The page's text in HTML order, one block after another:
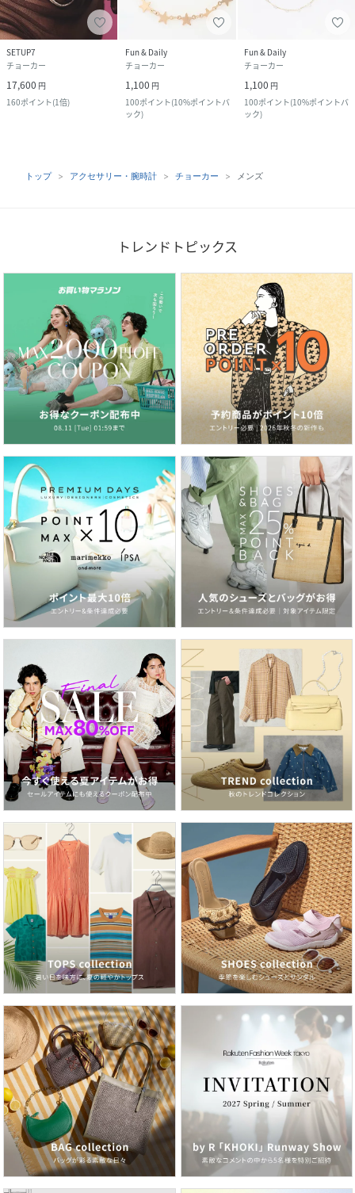
SETUP7
チョーカー
17,600 円
160ポイント(1倍)
Fun & Daily
チョーカー
1,100 円
100ポイント(10%ポイントバ
ック)
Fun & Daily
チョーカー
1,100 円
100ポイント(10%ポイントバ
ック)
トップ アクセサリー・腕時計 チョーカー メンズ
トレンドトピックス